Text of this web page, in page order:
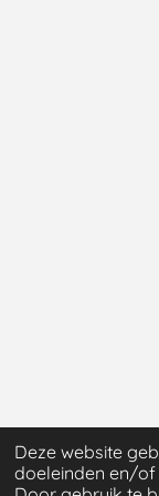
Deze website
doeleinden en/of